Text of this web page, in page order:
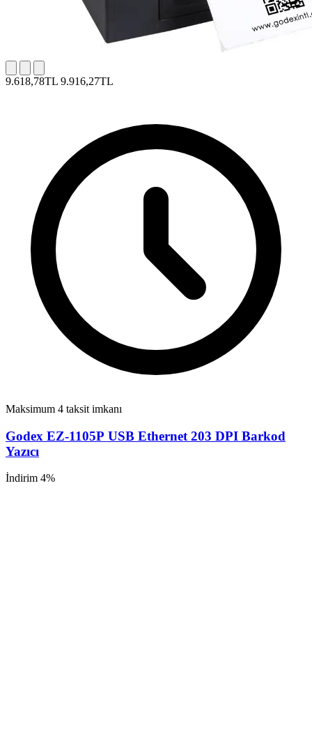
9.618,78TL 9.916,27TL
Maksimum 4 taksit imkanı
Godex EZ-1105P USB Ethernet 203 DPI Barkod
Yazıcı
İndirim 4%